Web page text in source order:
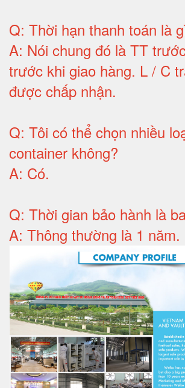
Q: Thời hạn thanh toán là
A: Nói chung đó là TT
trước khi giao hàng. L / C
được chấp nhận.
Q: Tôi có thể chọn nhiều
container không?
A: Có.
Q: Thời gian bảo hành là
A: Thông thường là 1 năm.